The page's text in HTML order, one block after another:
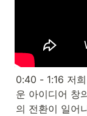
0:40 - 1:16 저
운 아이디어 창
의 전환이 일어